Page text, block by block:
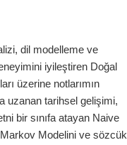
dil modelleme ve
iyileştiren Doğal
üzerine notlarımın
uzanan tarihsel gelişimi,
bir sınıfa atayan Naive
Markov Modelini ve sözcük